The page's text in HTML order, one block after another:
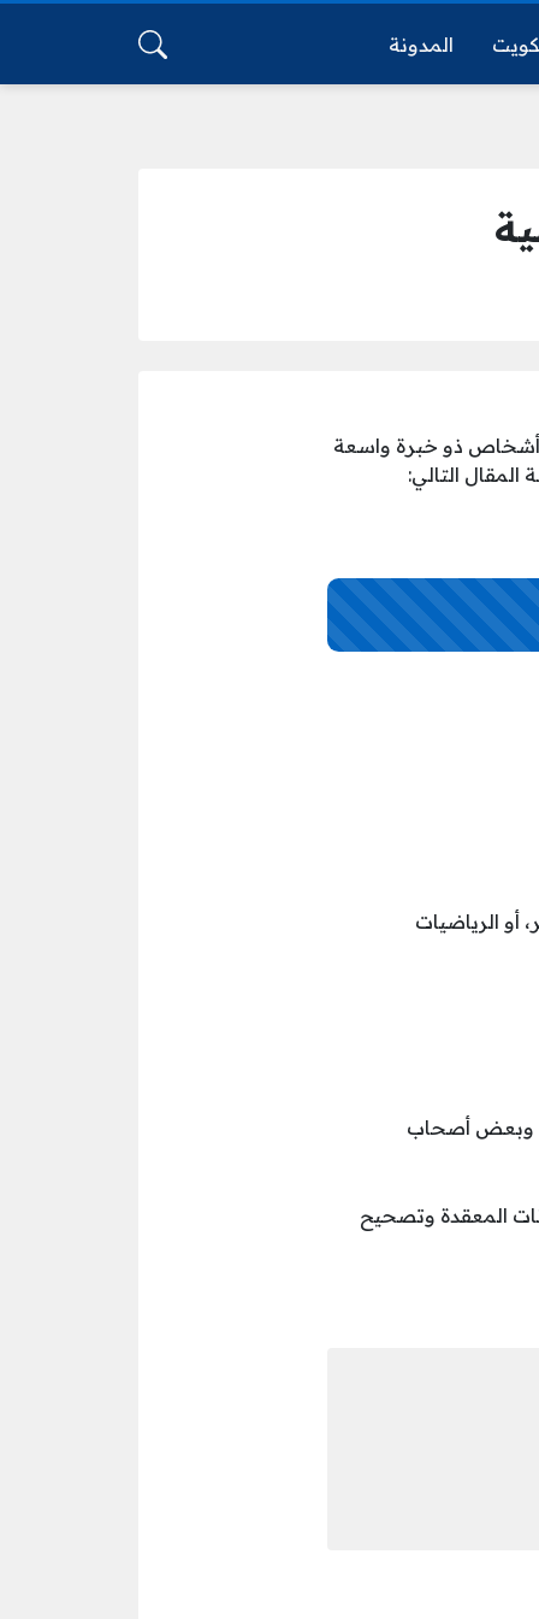
المدونة
ذو خبرة واسعة
التالي:
أو الرياضيات
وبعض أصحاب
المعقدة وتصحيح